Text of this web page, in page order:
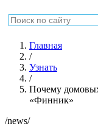
Главная
/
Узнать
/
Почему
«Финник»
/news/